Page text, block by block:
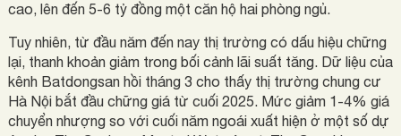
cao, lên đến 5-6 tỷ đồng một căn hộ hai phòng ngủ.
Tuy nhiên, từ đầu năm đến nay thị trường có dấu hiệu chững
lại, thanh khoản giảm trong bối cảnh lãi suất tăng. Dữ liệu của
kênh Batdongsan hồi tháng 3 cho thấy thị trường chung cư
Hà Nội bắt đầu chững giá từ cuối 2025. Mức giảm 1-4% giá
chuyển nhượng so với cuối năm ngoái xuất hiện ở một số dự